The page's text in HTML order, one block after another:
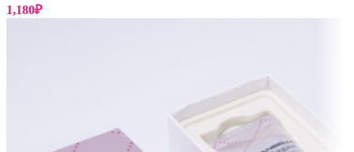
1,180₽